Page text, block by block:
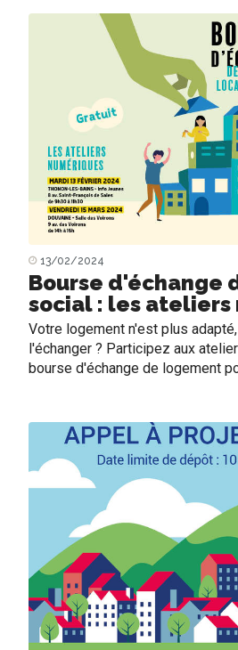
13/02/2024
Bourse d'échange
social : les ateliers
Votre logement n'est plus
l'échanger ? Participez aux
bourse d'échange de logement